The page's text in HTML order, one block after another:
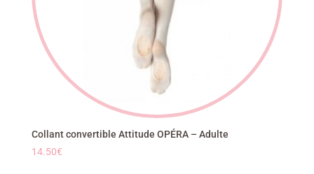
Collant convertible Attitude OPÉRA – Adulte
14.50€